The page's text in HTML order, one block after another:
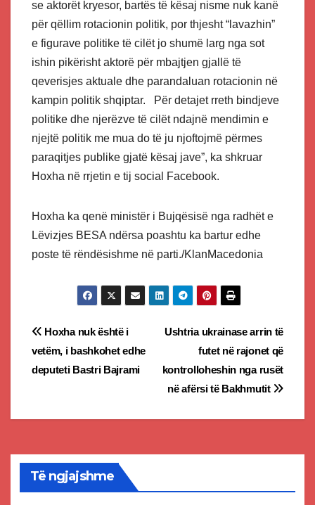
se aktorët kryesor, bartës të kësaj nisme nuk kanë
për qëllim rotacionin politik, por thjesht “lavazhin”
e figurave politike të cilët jo shumë larg nga sot
ishin pikërisht aktorë për mbajtjen gjallë të
qeverisjes aktuale dhe parandaluan rotacionin në
kampin politik shqiptar. Për detajet rreth bindjeve
politike dhe njerëzve të cilët ndajnë mendimin e
njejtë politik me mua do të ju njoftojmë përmes
paraqitjes publike gjatë kësaj jave”, ka shkruar
Hoxha në rrjetin e tij social Facebook.
Hoxha ka qenë ministër i Bujqësisë nga radhët e
Lëvizjes BESA ndërsa poashtu ka bartur edhe
poste të rëndësishme në parti./KlanMacedonia
Post
navigation
Ushtria ukrainase arrin të
futet në rajonet që
kontrolloheshin nga rusët
në afërsi të Bakhmutit
Hoxha nuk është i
vetëm, i bashkohet edhe
deputeti Bastri Bajrami
Të ngjajshme